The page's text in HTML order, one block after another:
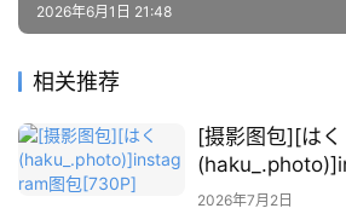
绘
库
关
于
2026年6月1日 21:48
相关推荐
[摄影图包][はく
[730P]
2026年7月2日